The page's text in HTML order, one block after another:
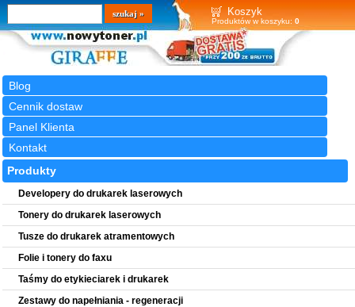
Koszyk
Produktów w koszyku: 0
Blog
Cennik dostaw
Panel Klienta
Kontakt
Wyszukiwarka
szukaj
Produkty
Developery do drukarek laserowych
Tonery do drukarek laserowych
Tusze do drukarek atramentowych
Folie i tonery do faxu
Taśmy do etykieciarek i drukarek
Zestawy do napełniania - regeneracji